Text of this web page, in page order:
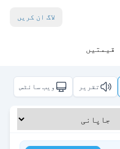
لاگ ان کریں
قیمتیں
تقریر ویب سائٹس